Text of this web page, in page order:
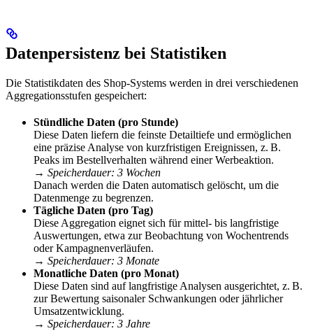
Datenpersistenz bei Statistiken
Die Statistikdaten des Shop-Systems werden in drei verschiedenen
Aggregationsstufen gespeichert:
Stündliche Daten (pro Stunde)
Diese Daten liefern die feinste Detailtiefe und ermöglichen
eine präzise Analyse von kurzfristigen Ereignissen, z. B.
Peaks im Bestellverhalten während einer Werbeaktion.
→ Speicherdauer: 3 Wochen
Danach werden die Daten automatisch gelöscht, um die
Datenmenge zu begrenzen.
Tägliche Daten (pro Tag)
Diese Aggregation eignet sich für mittel- bis langfristige
Auswertungen, etwa zur Beobachtung von Wochentrends
oder Kampagnenverläufen.
→ Speicherdauer: 3 Monate
Monatliche Daten (pro Monat)
Diese Daten sind auf langfristige Analysen ausgerichtet, z. B.
zur Bewertung saisonaler Schwankungen oder jährlicher
Umsatzentwicklung.
→ Speicherdauer: 3 Jahre